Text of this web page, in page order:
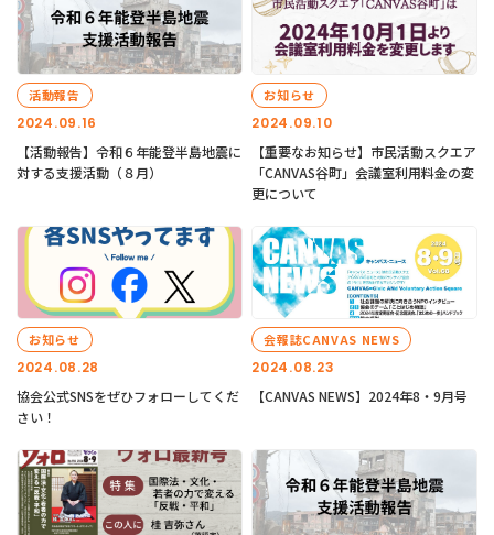
2024.09.16
活動報告
【活動報告】令和６年能登半島地震に
対する支援活動（８月）
2024.09.10
お知らせ
【重要なお知らせ】市民活動スクエア
「CANVAS谷町」会議室利用料金の変
更について
2024.08.28
お知らせ
協会公式SNSをぜひフォローしてくだ
さい！
2024.08.23
会報誌CANVAS NEWS
【CANVAS NEWS】2024年8・9月号